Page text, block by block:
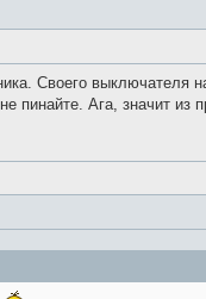
Своего выключателя
пинайте. Ага, значит из